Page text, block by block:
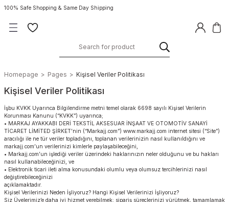
100% Safe Shopping & Same Day Shipping
Homepage Pages Kişisel Veriler Politikası
Kişisel Veriler Politikası
İşbu KVKK Uyarınca Bilgilendirme metni temel olarak 6698 sayılı Kişisel Verilerin
Korunması Kanunu (“KVKK”) uyarınca;
• MARKAJ AYAKKABI DERİ TEKSTİL AKSESUAR İNŞAAT VE OTOMOTİV SANAYİ
TİCARET LİMİTED ŞİRKET’nin (“Markajj.com”) www.markajj.com internet sitesi (“Site”)
aracılığı ile ne tür veriler topladığını, toplanan verilerinizin nasıl kullanıldığını ve
markajj.com’un verilerinizi kimlerle paylaşabileceğini,
• Markajj.com’un işlediği veriler üzerindeki haklarınızın neler olduğunu ve bu hakları
nasıl kullanabileceğinizi, ve
• Elektronik ticari ileti alma konusundaki olumlu veya olumsuz tercihlerinizi nasıl
değiştirebileceğinizi
açıklamaktadır.
Kişisel Verilerinizi Neden İşliyoruz? Hangi Kişisel Verilerinizi İşliyoruz?
Siz Üyelerimiz’e daha iyi hizmet verebilmek; sipariş süreçlerinizi yürütmek, tamamlamak